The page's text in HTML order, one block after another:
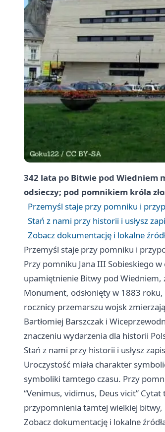
342 lata po Bitwie pod Wiedniem
odsieczy; pod pomnikiem króla
Przemyśl staje przy pomniku i
Stań z nami przy historii i usłysz
Zobacz dokumentację i lokalne
Przemyśl staje przy pomniku i
Przy pomniku Jana III Sobieskiego
upamiętnienie Bitwy pod Wiedniem,
Monument, odsłonięty w 1883
rocznicy przemarszu wojsk
Bartłomiej Barszczak i
znaczeniu wydarzenia dla historii
Stań z nami przy historii i usłysz
Uroczystość miała charakter
symboliki tamtego czasu. Przy
“Venimus, vidimus, Deus vicit”
przypomnienia tamtej wielkiej bitwy,
Zobacz dokumentację i lokalne